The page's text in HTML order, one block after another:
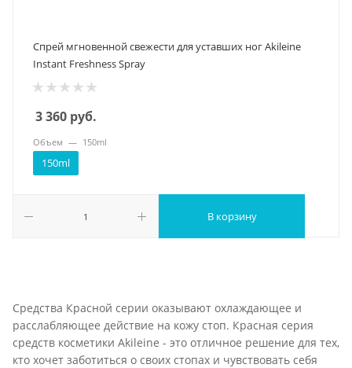
Спрей мгновенной свежести для уставших ног Akileine
Instant Freshness Spray
3 360 руб.
Объем — 150ml
150ml
В корзину
Средства Красной серии оказывают охлаждающее и
расслабляющее действие на кожу стоп. Красная серия
средств косметики Akileine - это отличное решение для тех,
кто хочет заботиться о своих стопах и чувствовать себя